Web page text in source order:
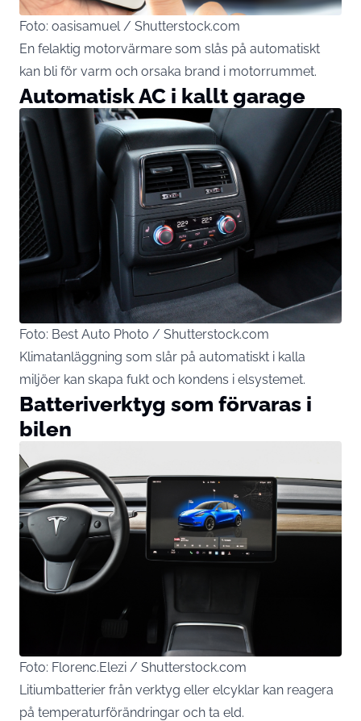
Foto: oasisamuel / Shutterstock.com
En felaktig motorvärmare som slås på automatiskt
kan bli för varm och orsaka brand i motorrummet.
Automatisk AC i kallt garage
Foto: Best Auto Photo / Shutterstock.com
Klimatanläggning som slår på automatiskt i kalla
miljöer kan skapa fukt och kondens i elsystemet.
Batteriverktyg som förvaras i
bilen
Foto: Florenc.Elezi / Shutterstock.com
Litiumbatterier från verktyg eller elcyklar kan reagera
på temperaturförändringar och ta eld.